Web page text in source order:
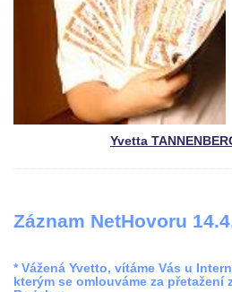
Yvetta
Záznam NetHovoru
* Vážená Yvetto, vítáme Vás u
kterým se omlouváme za